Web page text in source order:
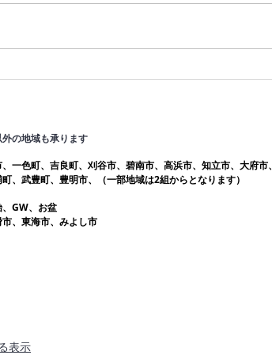
ンタル ねむり
の地域も承ります
一色町、吉良町、刈谷市、碧南市、高浜市、知立市、大府市​、
、武豊町、豊明市、（一部地域は2組からとなります）
GW、お盆
、東海市、みよし市
表示